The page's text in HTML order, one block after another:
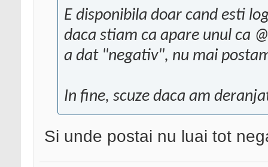
E disponibila doar cand esti
daca stiam ca apare unul ca
a dat "negativ", nu mai
In fine, scuze daca am
Si unde postai nu luai tot